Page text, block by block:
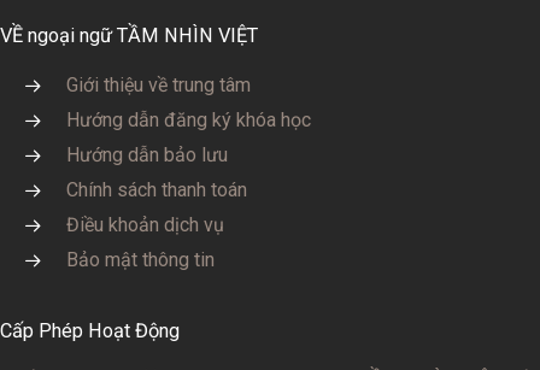
VỀ ngoại ngữ TẦM NHÌN VIỆT
Giới thiệu về trung tâm
Hướng dẫn đăng ký khóa học
Hướng dẫn bảo lưu
Chính sách thanh toán
Điều khoản dịch vụ
Bảo mật thông tin
Cấp Phép Hoạt Động